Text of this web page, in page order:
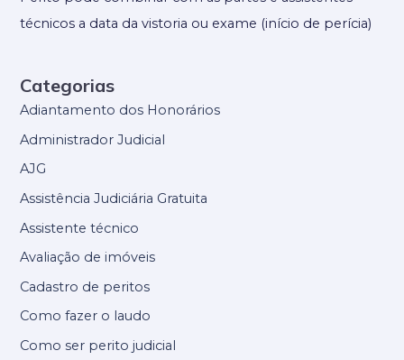
técnicos a data da vistoria ou exame (início de perícia)
Categorias
Adiantamento dos Honorários
Administrador Judicial
AJG
Assistência Judiciária Gratuita
Assistente técnico
Avaliação de imóveis
Cadastro de peritos
Como fazer o laudo
Como ser perito judicial